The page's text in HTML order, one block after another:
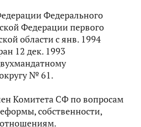
Федерального
Федерации первого
области с янв. 1994
12 дек. 1993
№ 61.
Комитета СФ по вопросам
собственности,